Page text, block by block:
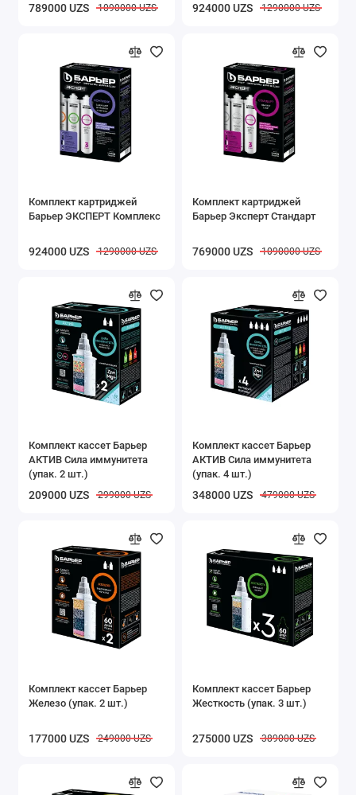
789000 UZS 1090000 UZS 924000 UZS 1290000 UZS
Комплект картриджей
Барьер ЭКСПЕРТ Комплекс
924000 UZS 1290000 UZS
Комплект картриджей
Барьер Эксперт Стандарт
769000 UZS 1090000 UZS
Комплект кассет Барьер
АКТИВ Сила иммунитета
(упак. 2 шт.)
209000 UZS 299000 UZS
Комплект кассет Барьер
АКТИВ Сила иммунитета
(упак. 4 шт.)
348000 UZS 479000 UZS
Комплект кассет Барьер
Железо (упак. 2 шт.)
177000 UZS 249000 UZS
Комплект кассет Барьер
Жесткость (упак. 3 шт.)
275000 UZS 389000 UZS